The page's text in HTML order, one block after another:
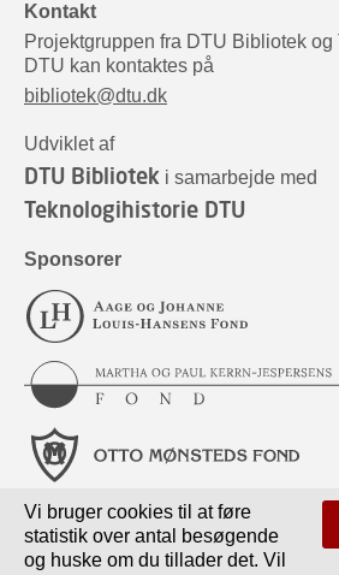
Kontakt
Projektgruppen fra DTU Bibliotek
DTU kan kontaktes på
bibliotek@dtu.dk
Udviklet af
DTU Bibliotek i samarbejde med
Teknologihistorie DTU
Sponsorer
Vi bruger cookies til at føre
statistik over antal besøgende
og huske om du tillader det. Vil